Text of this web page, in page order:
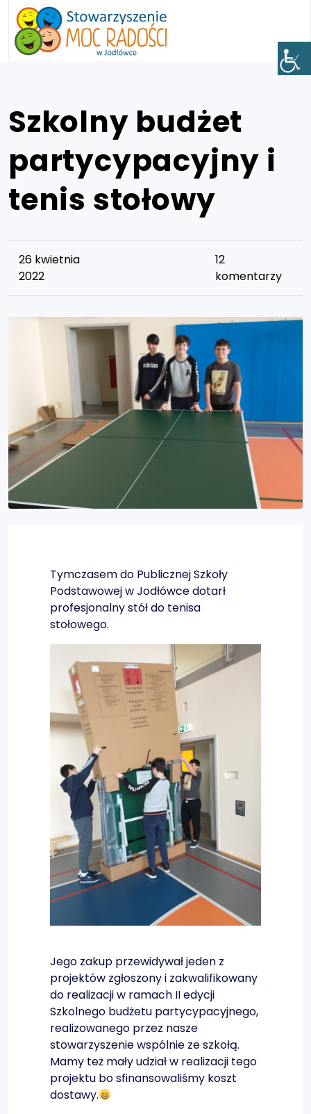
Szkolny budżet
partycypacyjny i
tenis stołowy
26 kwietnia
2022
12
komentarzy
Tymczasem do Publicznej Szkoły
Podstawowej w Jodłówce dotarł
profesjonalny stół do tenisa
stołowego.
Jego zakup przewidywał jeden z
projektów zgłoszony i zakwalifikowany
do realizacji w ramach II edycji
Szkolnego budżetu partycypacyjnego,
realizowanego przez nasze
stowarzyszenie wspólnie ze szkołą.
Mamy też mały udział w realizacji tego
projektu bo sfinansowaliśmy koszt
dostawy.